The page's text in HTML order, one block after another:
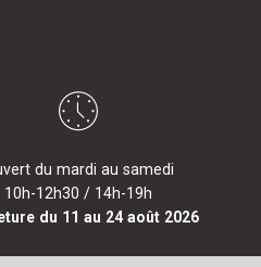
du mardi au samedi
10h-12h30 / 14h-19h
du 11 au 24 août 2026